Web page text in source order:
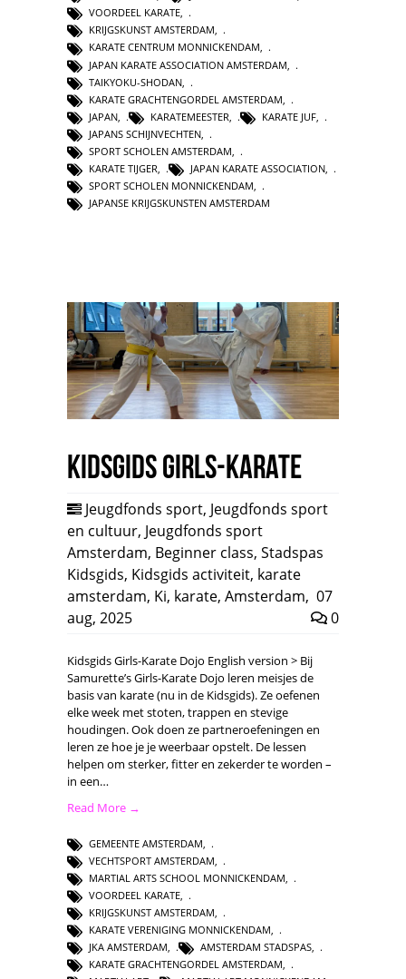
VOORDEEL KARATE,
KRIJGSKUNST AMSTERDAM,
KARATE CENTRUM MONNICKENDAM,
JAPAN KARATE ASSOCIATION AMSTERDAM
TAIKYOKU-SHODAN
KARATE GRACHTENGORDEL AMSTERDAM
JAPAN
KARATEMEESTER KARATE JUF
JAPANS SCHIJNVECHTEN
SPORT SCHOLEN AMSTERDAM
KARATE TIJGER
JAPAN KARATE ASSOCIATION
SPORT SCHOLEN MONNICKENDAM
JAPANSE KRIJGSKUNSTEN AMSTERDAM
Kidsgids Girls-Karate
Jeugdfonds sport, Jeugdfonds sport
en cultuur, Jeugdfonds sport
Amsterdam, Beginner class, Stadspas
Kidsgids, Kidsgids activiteit, karate
amsterdam, Ki, karate, Amsterdam, 07
aug, 2025
0
Kidsgids Girls-Karate Dojo English version > Bij
Samurette’s Girls-Karate Dojo leren meisjes de
basis van karate (nu in de Kidsgids). Ze oefenen
elke week met stoten, trappen en stevige
houdingen. Ook doen ze partneroefeningen en
leren ze hoe je je weerbaar opstelt. De lessen
helpen om sterker, fitter en zekerder te worden –
in een…
Read More →
GEMEENTE AMSTERDAM
VECHTSPORT AMSTERDAM
MARTIAL ARTS SCHOOL MONNICKENDAM
VOORDEEL KARATE
KRIJGSKUNST AMSTERDAM
KARATE VERENIGING MONNICKENDAM
JKA AMSTERDAM, AMSTERDAM STADSPAS,
KARATE GRACHTENGORDEL AMSTERDAM,